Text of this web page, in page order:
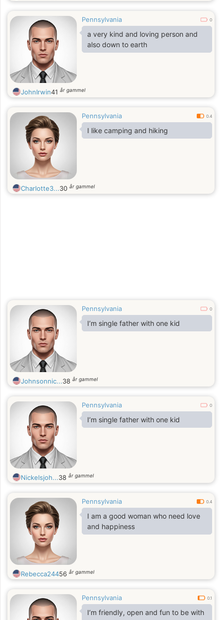
Pennsylvania 0
a very kind and loving person and
also down to earth
JohnIrwin41 år gammel
Pennsylvania 0.4
I like camping and hiking
Charlotte3...30 år gammel
Pennsylvania 0
I’m single father with one kid
Johnsonnic...38 år gammel
Pennsylvania 0
I’m single father with one kid
Nickelsjoh...38 år gammel
Pennsylvania 0.4
I am a good woman who need love
and happiness
Rebecca24456 år gammel
Pennsylvania 0.1
I’m friendly, open and fun to be with